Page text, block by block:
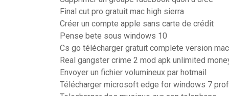
Final cut pro gratuit mac high sierra
Créer un compte apple sans carte de crédit
Pense bete sous windows 10
Cs go télécharger gratuit complete version mac
Real gangster crime 2 mod apk unlimited
Envoyer un fichier volumineux par hotmail
Télécharger microsoft edge for windows 7